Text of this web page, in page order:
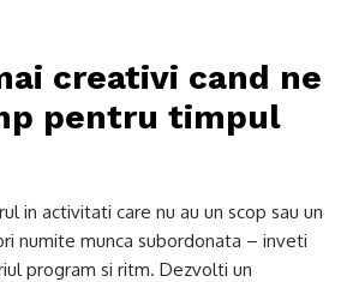
creativi cand ne
pentru timpul
in activitati care nu au un scop sau un
numite munca subordonata – inveti
program si ritm. Dezvolti un